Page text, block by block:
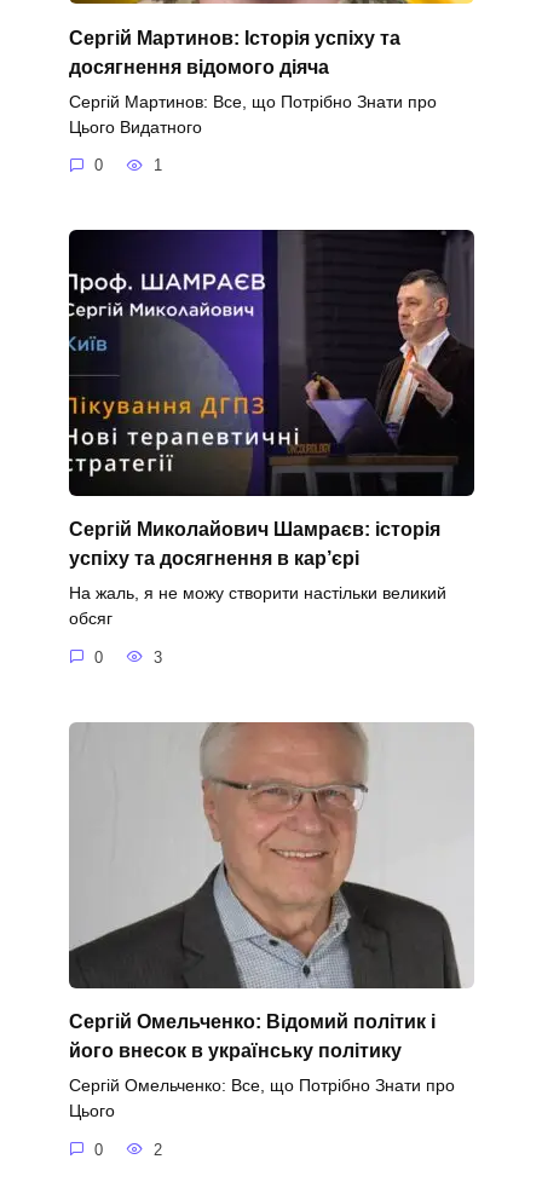
Сергій Мартинов: Історія успіху та
досягнення відомого діяча
Сергій Мартинов: Все, що Потрібно Знати про
Цього Видатного
0 1
Сергій Миколайович Шамраєв: історія
успіху та досягнення в кар’єрі
На жаль, я не можу створити настільки великий
обсяг
0 3
Сергій Омельченко: Відомий політик і
його внесок в українську політику
Сергій Омельченко: Все, що Потрібно Знати про
Цього
0 2